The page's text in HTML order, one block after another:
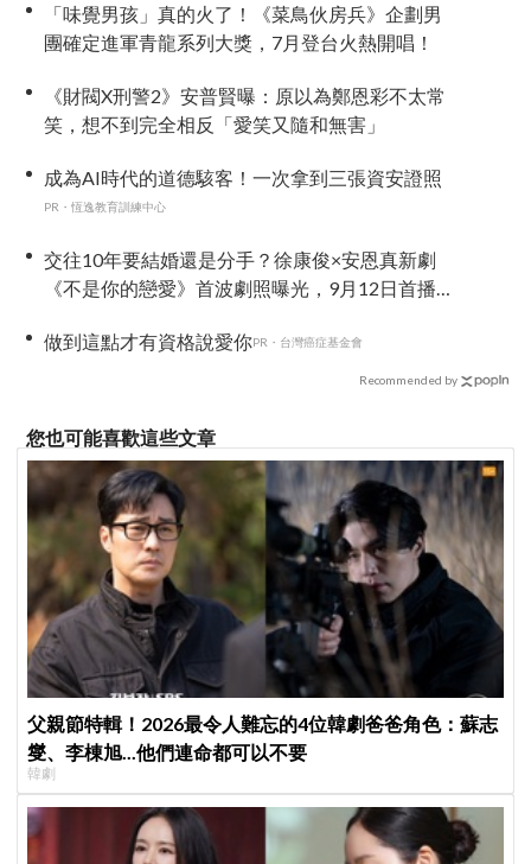
「味覺男孩」真的火了！《菜鳥伙房兵》企劃男
團確定進軍青龍系列大獎，7月登台火熱開唱！
《財閥X刑警2》安普賢曝：原以為鄭恩彩不太常
笑，想不到完全相反「愛笑又隨和無害」
成為AI時代的道德駭客！一次拿到三張資安證照
PR・恆逸教育訓練中心
交往10年要結婚還是分手？徐康俊×安恩真新劇
《不是你的戀愛》首波劇照曝光，9月12日首播引
做到這點才有資格說愛你PR・台灣癌症基金會
Recommended by
您也可能喜歡這些文章
父親節特輯！2026最令人難忘的4位韓劇爸爸角色：蘇志
燮、李棟旭...他們連命都可以不要
韓劇